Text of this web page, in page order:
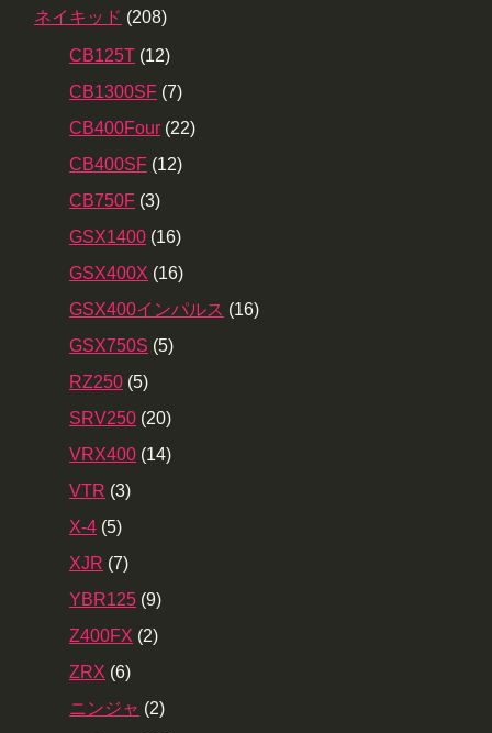
ネイキッド (208)
CB125T (12)
CB1300SF (7)
CB400Four (22)
CB400SF (12)
CB750F (3)
GSX1400 (16)
GSX400X (16)
GSX400インパルス (16)
GSX750S (5)
RZ250 (5)
SRV250 (20)
VRX400 (14)
VTR (3)
X-4 (5)
XJR (7)
YBR125 (9)
Z400FX (2)
ZRX (6)
ニンジャ (2)